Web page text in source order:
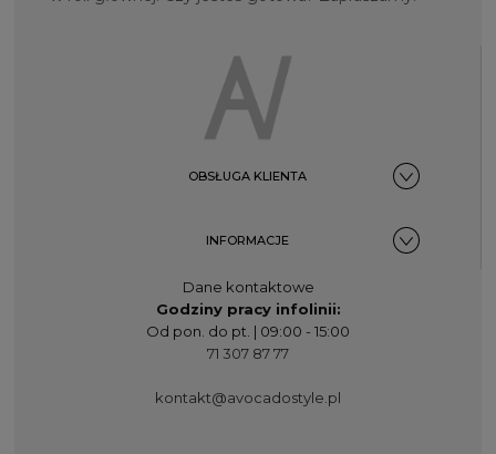
OBSŁUGA KLIENTA
INFORMACJE
Dane kontaktowe
Godziny pracy infolinii:
Od pon. do pt. | 09:00 - 15:00
71 307 87 77
kontakt@avocadostyle.pl